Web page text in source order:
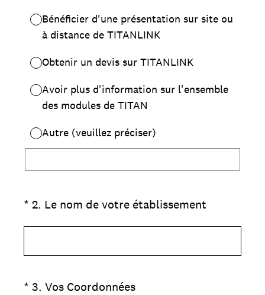
Bénéficier d'une présentation sur site ou
à distance de TITANLINK
Obtenir un devis sur TITANLINK
Avoir plus d'information sur l'ensemble
des modules de TITAN
Autre (veuillez préciser)
* 2. Le nom de votre établissement
(Obligatoire)
* 3. Vos Coordonnées
(Obligatoire)